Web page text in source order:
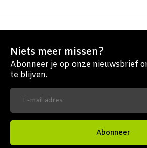
Niets meer missen?
Abonneer je op onze nieuwsbrief
te blijven.
Abonneer